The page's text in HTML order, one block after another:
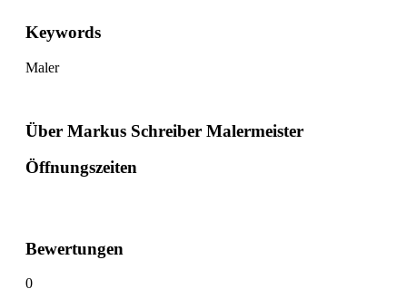
Keywords
Maler
Über Markus Schreiber Malermeister
Öffnungszeiten
Bewertungen
0